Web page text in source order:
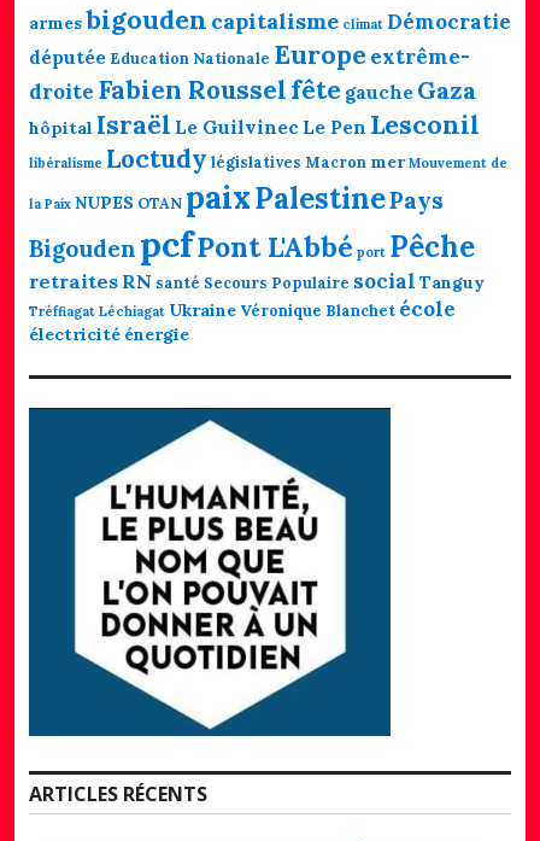
armesbigouden capitalisme climat Démocratie
députée Education Nationale Europe extrême-
droite Fabien Rousselfête gauche Gaza
hôpital Israël Le Guilvinec Le Pen Lesconil
libéralisme Loctudy législatives Macron mer Mouvement de
la Paix NUPES OTAN paixPalestinePays
Bigouden pcfPont L'Abbé port Pêche
retraites RN santé Secours Populaire social Tanguy
Tréffiagat Léchiagat Ukraine Véronique Blanchet école
électricité énergie
ARTICLES RÉCENTS